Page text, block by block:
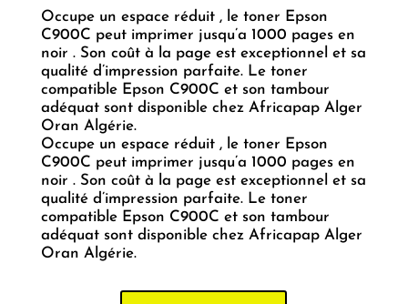
Occupe un espace réduit , le toner Epson
C900C peut imprimer jusqu’a 1000 pages en
noir . Son coût à la page est exceptionnel et sa
qualité d’impression parfaite. Le toner
compatible Epson C900C et son tambour
adéquat sont disponible chez Africapap Alger
Oran Algérie.
Occupe un espace réduit , le toner Epson
C900C peut imprimer jusqu’a 1000 pages en
noir . Son coût à la page est exceptionnel et sa
qualité d’impression parfaite. Le toner
compatible Epson C900C et son tambour
adéquat sont disponible chez Africapap Alger
Oran Algérie.